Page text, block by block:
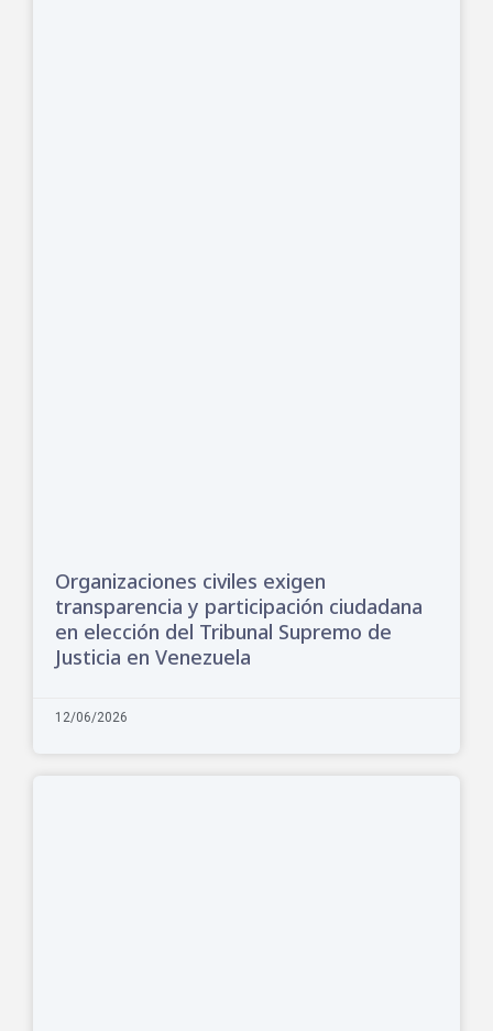
Organizaciones civiles exigen
transparencia y participación ciudadana
en elección del Tribunal Supremo de
Justicia en Venezuela
12/06/2026